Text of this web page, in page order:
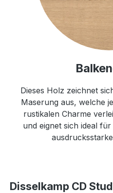
Dieses Holz zeichnet
Maserung aus, welche
rustikalen Charme
und eignet sich ideal
Disselkamp CD